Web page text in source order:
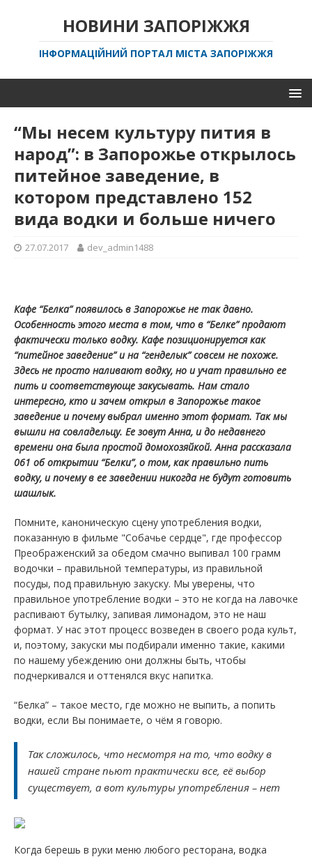
НОВИНИ ЗАПОРІЖЖЯ
ІНФОРМАЦІЙНИЙ ПОРТАЛ МІСТА ЗАПОРІЖЖЯ
“Мы несем культуру пития в
народ”: в Запорожье открылось
питейное заведение, в
котором представлено 152
вида водки и больше ничего
27.07.2017 dev_admin1488
Кафе “Белка” появилось в Запорожье не так давно.
Особенность этого места в том, что в “Белке” продают
фактически только водку. Кафе позиционируется как
“питейное заведение” и на “генделык” совсем не похоже.
Здесь не просто наливают водку, но и учат правильно ее
пить и соответствующе закусывать. Нам стало
интересно, кто и зачем открыл в Запорожье такое
заведение и почему выбрал именно этот формат. Так мы
вышли на совладельцу. Ее зовут Анна, и до недавнего
времени она была простой домохозяйкой. Анна рассказала
061 об открытии “Белки”, о том, как правильно пить
водку, и почему в ее заведении никогда не будут готовить
шашлык.
Помните, каноническую сцену употребления водки,
показанную в фильме "Собачье сердце", где профессор
Преображенский за обедом смачно выпивал 100 грамм
водочки – правильной температуры, из правильной
посуды, под правильную закуску. Мы уверены, что
правильное употребление водки – это не когда на лавочке
распивают бутылку, запивая лимонадом, это не наш
формат. У нас этот процесс возведен в своего рода культ,
и, поэтому, закуски мы подбирали именно такие, какими
по нашему убеждению они должны быть, чтобы
подчеркивался и оттенялся вкус напитка.
“Белка” – такое место, где можно не выпить, а попить
водки, если Вы понимаете, о чём я говорю.
Так сложилось, что несмотря на то, что водку в
нашей стране пьют практически все, её выбор
существует, а вот культуры употребления – нет
Когда берешь в руки меню любого ресторана, водка